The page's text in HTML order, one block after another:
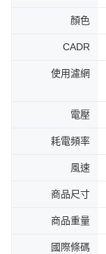
顏色
CADR
使用濾網
電壓
耗電頻率
風速
商品尺寸
商品重量
國際條碼